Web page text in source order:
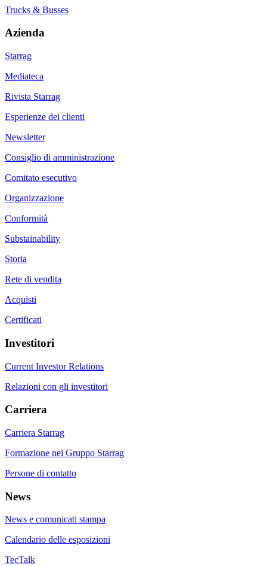
Trucks & Busses
Azienda
Starrag
Mediateca
Rivista Starrag
Esperienze dei clienti
Newsletter
Consiglio di amministrazione
Comitato esecutivo
Organizzazione
Conformità
Substainability
Storia
Rete di vendita
Acquisti
Certificati
Investitori
Current Investor Relations
Relazioni con gli investitori
Carriera
Carriera Starrag
Formazione nel Gruppo Starrag
Persone di contatto
News
News e comunicati stampa
Calendario delle esposizioni
TecTalk